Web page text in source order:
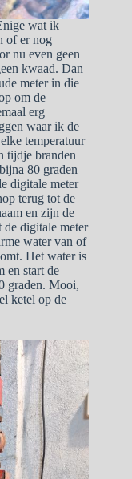
wat ik
of er nog
nu even geen
kwaad. Dan
meter in die
om de
erg
waar ik de
temperatuur
tijdje branden
80 graden
digitale meter
terug tot de
en zijn de
de digitale meter
water van of
Het water is
en start de
graden. Mooi,
ketel op de